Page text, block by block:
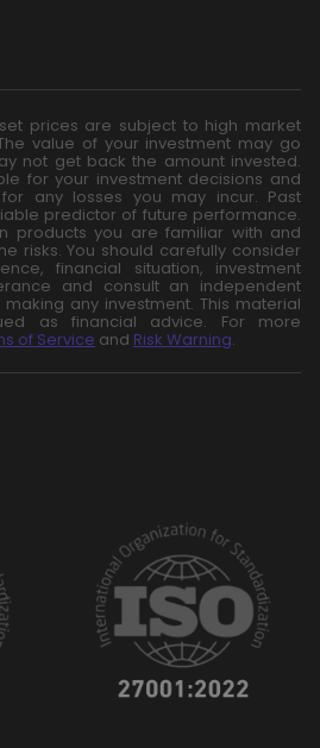
prices are subject to high market
value of your investment may go
not get back the amount invested.
for your investment decisions and
any losses you may incur. Past
predictor of future performance.
products you are familiar with and
risks. You should carefully consider
financial situation, investment
and consult an independent
any investment. This material
as financial advice. For more
of Service and Risk Warning.